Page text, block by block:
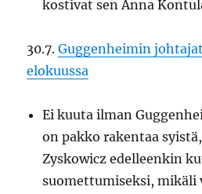
kostivat sen Anna
30.7.Guggenheimin
elokuussa
Ei kuuta ilman
on pakko rakentaa
Zyskowicz edelleenkin
suomettumiseksi, mikäli